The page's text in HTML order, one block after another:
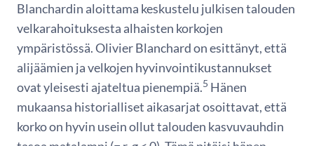
Blanchardin aloittama keskustelu julkisen talouden
velkarahoituksesta alhaisten korkojen
ympäristössä. Olivier Blanchard on esittänyt, että
alijäämien ja velkojen hyvinvointikustannukset
ovat yleisesti ajateltua pienempiä.5 Hänen
mukaansa historialliset aikasarjat osoittavat, että
korko on hyvin usein ollut talouden kasvuvauhdin